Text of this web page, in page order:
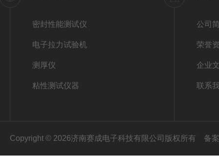
密封性能测试仪
电子拉力试验机
测厚仪
粘性测试仪器
公司
荣誉
企业
联系
Copyright © 2026济南赛成电子科技有限公司版权所有 备